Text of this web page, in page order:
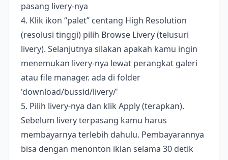
pasang livery-nya
4. Klik ikon “palet” centang High Resolution
(resolusi tinggi) pilih Browse Livery (telusuri
livery). Selanjutnya silakan apakah kamu ingin
menemukan livery-nya lewat perangkat galeri
atau file manager. ada di folder
'download/bussid/livery/'
5. Pilih livery-nya dan klik Apply (terapkan).
Sebelum livery terpasang kamu harus
membayarnya terlebih dahulu. Pembayarannya
bisa dengan menonton iklan selama 30 detik